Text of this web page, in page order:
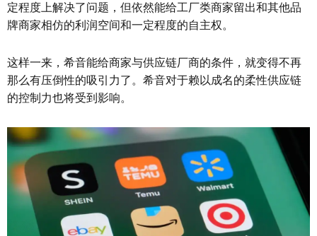
定程度上解决了问题，但依然能给工厂类商家留出和其他品
牌商家相仿的利润空间和一定程度的自主权。
这样一来，希音能给商家与供应链厂商的条件，就变得不再
那么有压倒性的吸引力了。希音对于赖以成名的柔性供应链
的控制力也将受到影响。